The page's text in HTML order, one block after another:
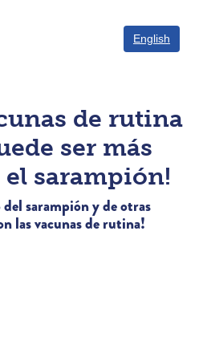
English
de rutina
ser más
sarampión!
sarampión y de otras
las vacunas de rutina!